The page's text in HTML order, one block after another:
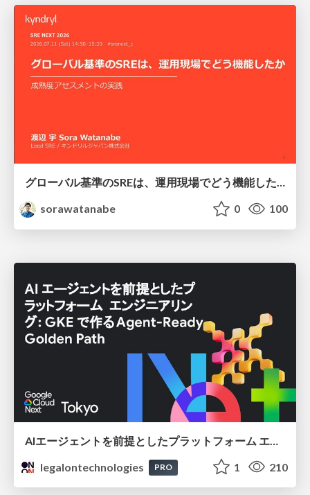
グローバル基準のSREは、運用現場でどう機能したか：成熟度アセスメントの実践 ／ SRE NEXT 2026
sorawatanabe
0 100
legalontechnologies
PRO 1 210